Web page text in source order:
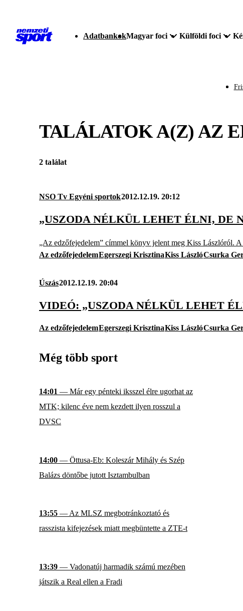
AdatbankokMagyar foci Külföldi foci
TALÁLATOK A(Z) AZ
2 találat
NSO Tv Egyéni sportok2012.12.19. 20:12
„USZODA NÉLKÜL LEHET ÉLNI, DE
„Az edzőfejedelem” címmel könyv jelent meg Kiss Lászlóról.
Az edzőfejedelemEgerszegi KrisztinaKiss LászlóCsurka
Úszás2012.12.19. 20:04
VIDEÓ: „USZODA NÉLKÜL LEHET
Az edzőfejedelemEgerszegi KrisztinaKiss LászlóCsurka
Még több sport
14:01 — Már egy pénteki iksszel élre ugorhat az
MTK; kilenc éve nem kezdett ilyen rosszul a
DVSC
14:00 — Öttusa-Eb: Koleszár Mihály és Szép
Balázs döntőbe jutott Isztambulban
13:55 — Az MLSZ megbotránkoztató és
rasszista kifejezések miatt megbüntette a ZTE-t
13:39 — Vadonatúj harmadik számú mezében
játszik a Real ellen a Fradi